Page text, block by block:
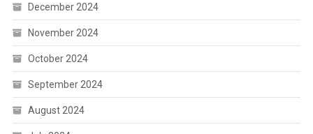
December 2024
November 2024
October 2024
September 2024
August 2024